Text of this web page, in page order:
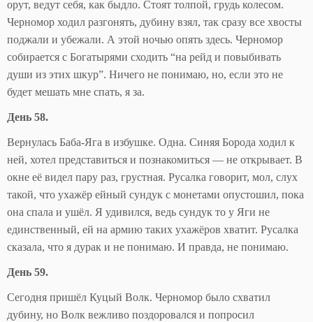
орут, ведут себя, как быдло. Стоят толпой, грудь колесом.
Черномор ходил разгонять, дубину взял, так сразу все хвосты
поджали и убежали. А этой ночью опять здесь. Черномор
собирается с Богатырями сходить “на рейд и повыбивать
души из этих шкур”. Ничего не понимаю, но, если это не
будет мешать мне спать, я за.
День 58.
Вернулась Баба-Яга в избушке. Одна. Синяя Борода ходил к
ней, хотел представиться и познакомиться — не открывает. В
окне её видел пару раз, грустная. Русалка говорит, мол, слух
такой, что ухажёр ейный сундук с монетами опустошил, пока
она спала и ушёл. Я удивился, ведь сундук то у Яги не
единственный, ей на армию таких ухажёров хватит. Русалка
сказала, что я дурак и не понимаю. И правда, не понимаю.
День 59.
Сегодня пришёл Куцый Волк. Черномор было схватил
дубину, но Волк вежливо поздоровался и попросил